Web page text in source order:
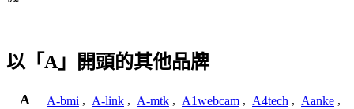
以「A」開頭的其他品牌
A A-bmi , A-link , A-mtk , A1webcam , A4tech , Aanke ,